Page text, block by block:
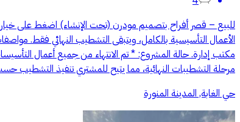
للبيع – قصر أفراح بتصميم مودرن (تحت الإنشاء) اضغط على
مكتب إدارة. حالة المشروع: * تم الانتهاء من جميع أعمال
مرحلة التشطيبات النهائية، مما يتيح للمشتري تنفيذ التشطيب
حي الغابة, المدينة المنورة